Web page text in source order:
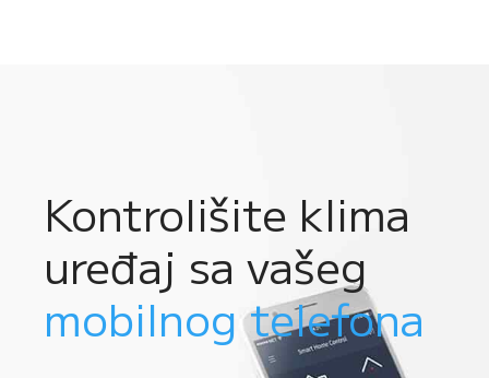
Kontrolišite klima
uređaj sa vašeg
mobilnog telefona